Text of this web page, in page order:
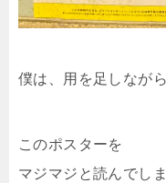
僕は、用を足しながら
このポスターを
マジマジと読んでし